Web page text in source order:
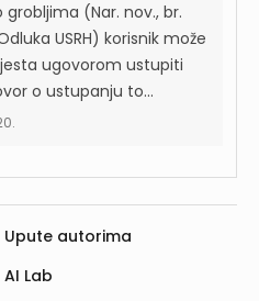
grobljima (Nar. nov., br.
USRH) korisnik može
ugovorom ustupiti
o ustupanju to...
Upute autorima
AI Lab